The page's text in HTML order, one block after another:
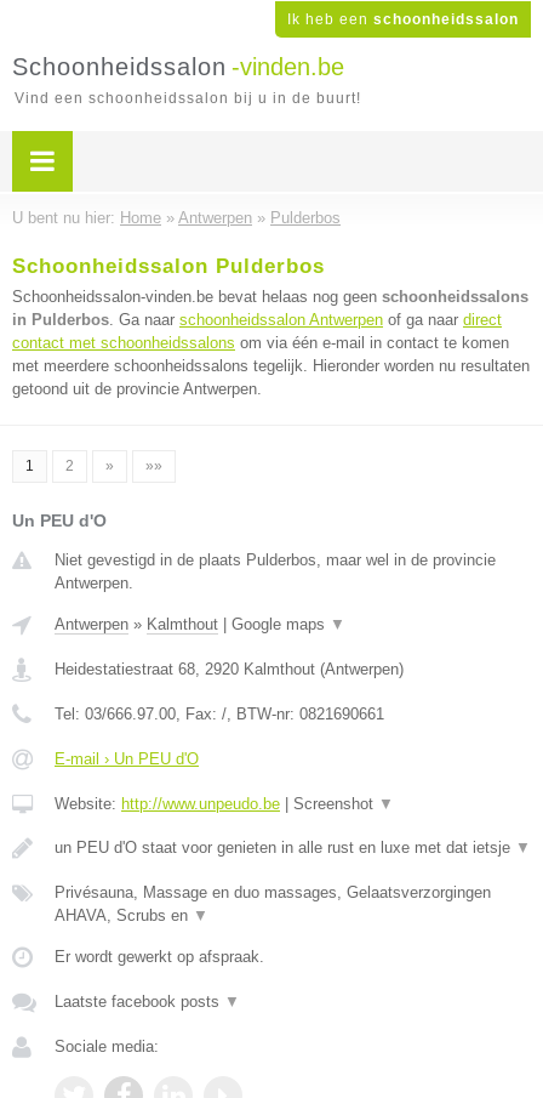
Ik heb een schoonheidssalon
Schoonheidssalon -vinden.be
Vind een schoonheidssalon bij u in de buurt!
U bent nu hier: Home » Antwerpen » Pulderbos
Schoonheidssalon Pulderbos
Schoonheidssalon-vinden.be bevat helaas nog geen schoonheidssalons
in Pulderbos. Ga naar schoonheidssalon Antwerpen of ga naar direct
contact met schoonheidssalons om via één e-mail in contact te komen
met meerdere schoonheidssalons tegelijk. Hieronder worden nu resultaten
getoond uit de provincie Antwerpen.
1 2 » »»
Un PEU d'O
Niet gevestigd in de plaats Pulderbos, maar wel in de provincie
Antwerpen.
Antwerpen » Kalmthout Google maps ▼
Heidestatiestraat 68, 2920 Kalmthout (Antwerpen)
Tel: 03/666.97.00, Fax: /, BTW-nr: 0821690661
E-mail › Un PEU d'O
Website: http://www.unpeudo.be Screenshot ▼
un PEU d'O staat voor genieten in alle rust en luxe met dat ietsje ▼
Privésauna, Massage en duo massages, Gelaatsverzorgingen
AHAVA, Scrubs en ▼
Er wordt gewerkt op afspraak.
Laatste facebook posts ▼
Sociale media: